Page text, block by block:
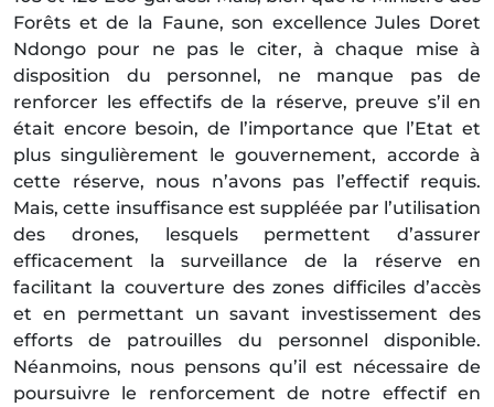
Forêts et de la Faune, son excellence Jules Doret
Ndongo pour ne pas le citer, à chaque mise à
disposition du personnel, ne manque pas de
renforcer les effectifs de la réserve, preuve s’il en
était encore besoin, de l’importance que l’Etat et
plus singulièrement le gouvernement, accorde à
cette réserve, nous n’avons pas l’effectif requis.
Mais, cette insuffisance est suppléée par l’utilisation
des drones, lesquels permettent d’assurer
efficacement la surveillance de la réserve en
facilitant la couverture des zones difficiles d’accès
et en permettant un savant investissement des
efforts de patrouilles du personnel disponible.
Néanmoins, nous pensons qu’il est nécessaire de
poursuivre le renforcement de notre effectif en